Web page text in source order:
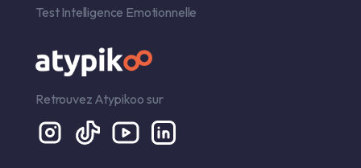
Test Intelligence Emotionnelle
Retrouvez Atypikoo sur